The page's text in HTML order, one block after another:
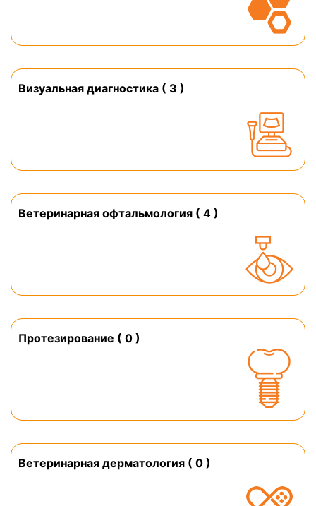
Визуальная диагностика ( 3 )
Ветеринарная офтальмология ( 4 )
Протезирование ( 0 )
Ветеринарная дерматология ( 0 )